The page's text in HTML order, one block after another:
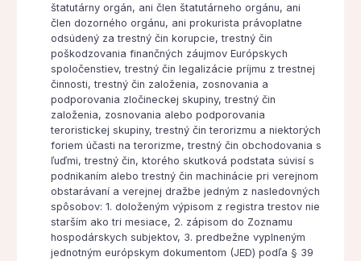
štatutárny orgán, ani člen štatutárneho orgánu, ani
člen dozorného orgánu, ani prokurista právoplatne
odsúdený za trestný čin korupcie, trestný čin
poškodzovania finančných záujmov Európskych
spoločenstiev, trestný čin legalizácie príjmu z trestnej
činnosti, trestný čin založenia, zosnovania a
podporovania zločineckej skupiny, trestný čin
založenia, zosnovania alebo podporovania
teroristickej skupiny, trestný čin terorizmu a niektorých
foriem účasti na terorizme, trestný čin obchodovania s
ľuďmi, trestný čin, ktorého skutková podstata súvisí s
podnikaním alebo trestný čin machinácie pri verejnom
obstarávaní a verejnej dražbe jedným z nasledovných
spôsobov: 1. doloženým výpisom z registra trestov nie
starším ako tri mesiace, 2. zápisom do Zoznamu
hospodárskych subjektov, 3. predbežne vyplneným
jednotným európskym dokumentom (JED) podľa § 39